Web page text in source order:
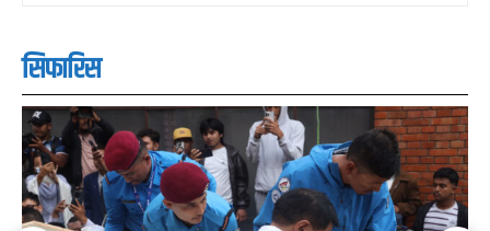
सिफारिस